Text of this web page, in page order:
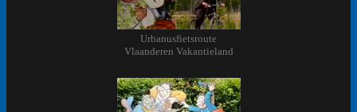
Urbanusfietsroute
Vlaanderen Vakantieland